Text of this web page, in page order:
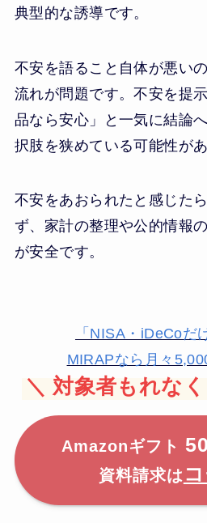
典型的な誘導です。
不安を語ること自体が悪い
流れが問題です。不安を提
品なら安心」と一気に結論
択肢を狭めている可能性があ
不安をあおられたと感じた
ず、家計の整理や公的情報
が安全です。
「NISA・iDeCoだ
MIRAPなら月々
＼ 対象者もれな
Amazonギフト
資料請求は